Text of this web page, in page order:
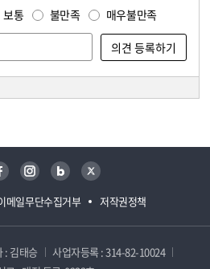
보통 불만족 매우불만족
메일무단수집거부 저작권정책
페이스북 인스타그램 블로그 트위터
: 김태승
사업자등록 : 314-82-10024